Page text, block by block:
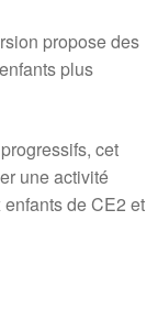
propose des
plus
cet
une activité
de CE2 et